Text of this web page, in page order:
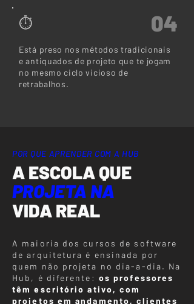
⏱ 04
Está preso nos métodos tradicionais
e antiquados de projeto que te jogam
no mesmo ciclo vicioso de
retrabalhos.
POR QUE APRENDER COM A HUB
A ESCOLA QUE
PROJETA NA
VIDA REAL
A maioria dos cursos de software
de arquitetura é ensinada por
quem não projeta no dia-a-dia. Na
Hub, é diferente: os professores
têm escritório ativo, com
projetos em andamento, clientes